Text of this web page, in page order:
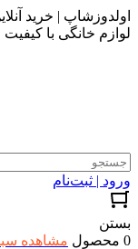
اولدوزشاپ | خرید
لوازم خانگی با کیفیت
ورود | ثبت‌نام
بستن
0 محصول
مشاهده